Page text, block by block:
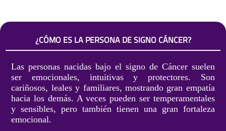
¿CÓMO ES LA PERSONA DE SIGNO CÁNCER?
Las personas nacidas bajo el signo de Cáncer suelen
ser emocionales, intuitivas y protectores. Son
cariñosos, leales y familiares, mostrando gran empatía
hacia los demás. A veces pueden ser temperamentales
y sensibles, pero también tienen una gran fortaleza
emocional.